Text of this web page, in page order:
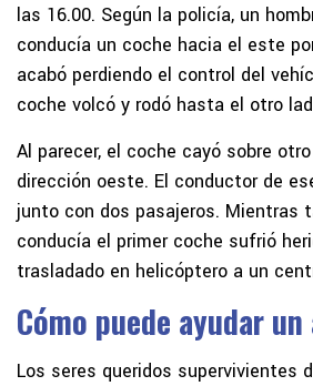
las 16.00. Según la policía, un
conducía un coche hacia el este
acabó perdiendo el control del
coche volcó y rodó hasta el otro
Al parecer, el coche cayó sobre
dirección oeste. El conductor de
junto con dos pasajeros. Mientras
conducía el primer coche sufrió
trasladado en helicóptero a un
Cómo puede ayudar
Los seres queridos supervivientes